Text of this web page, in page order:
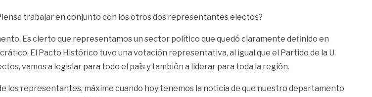
trabajar en conjunto con los otros dos representantes electos?
Es cierto que representamos un sector político que quedó claramente definido en
El Pacto Histórico tuvo una votación representativa, al igual que el Partido de la U.
vamos a legislar para todo el país y también a liderar para toda la región.
los representantes, máxime cuando hoy tenemos la noticia de que nuestro departamento